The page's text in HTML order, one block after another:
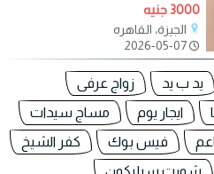
مقبلات الحجز بعربون
3000 جنيه
الجيزة، القاهره
2026-05-07
يد ب يد
زواج عرفى
ايجار يوم
مساج سيدات
فيس بوك
كفر الشيخ